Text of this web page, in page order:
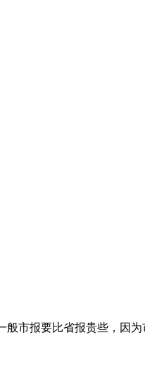
市报要比省报贵些，因